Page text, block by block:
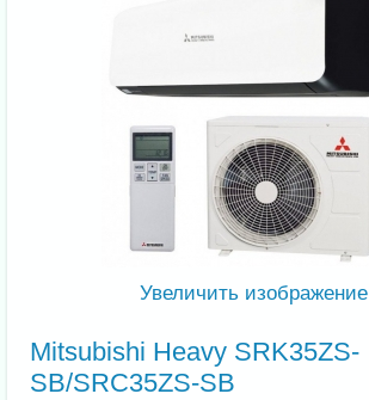
Увеличить изображение
Mitsubishi Heavy SRK35ZS-
SB/SRC35ZS-SB